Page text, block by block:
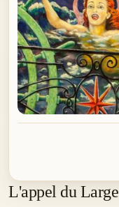
L'appel du Large